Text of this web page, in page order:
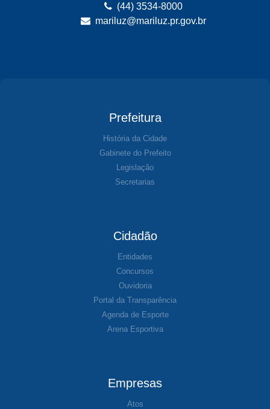
(44) 3534-8000
mariluz@mariluz.pr.gov.br
Prefeitura
História da Cidade
Gabinete do Prefeito
Legislação
Secretarias
Cidadão
Entidades
Concursos
Ouvidoria
Portal da Transparência
Agenda de Esporte
Arena Esportiva
Empresas
Atos